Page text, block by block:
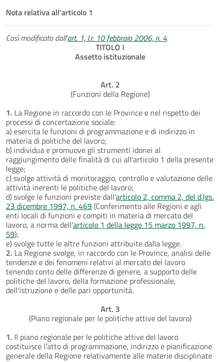
Nota relativa all'articolo 1
Così modificato dall'art. 1, l.r. 10 febbraio 2006, n. 4.
TITOLO I
Assetto istituzionale
Art. 2
(Funzioni della Regione)
1. La Regione in raccordo con le Province e nel rispetto dei
processi di concertazione sociale:
a) esercita le funzioni di programmazione e di indirizzo in
materia di politiche del lavoro;
b) individua e promuove gli strumenti idonei al
raggiungimento delle finalità di cui all'articolo 1 della presente
legge;
c) svolge attività di monitoraggio, controllo e valutazione delle
attività inerenti le politiche del lavoro;
d) svolge le funzioni previste dall'articolo 2, comma 2, del d.lgs.
23 dicembre 1997, n. 469(Conferimento alle Regioni e agli
enti locali di funzioni e compiti in materia di mercato del
lavoro, a norma dell'articolo 1 della legge 15 marzo 1997, n.
59);
e) svolge tutte le altre funzioni attribuite dalla legge.
2. La Regione svolge, in raccordo con le Province, analisi delle
tendenze e dei fenomeni relativi al mercato del lavoro
tenendo conto delle differenze di genere, a supporto delle
politiche del lavoro, della formazione professionale,
dell'istruzione e delle pari opportunità.
Art. 3
(Piano regionale per le politiche attive del lavoro)
1. Il piano regionale per le politiche attive del lavoro
costituisce l’atto di programmazione, indirizzo e pianificazione
generale della Regione relativamente alle materie disciplinate